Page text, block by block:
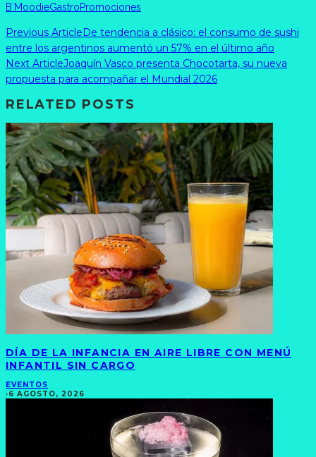
B´MoodieGastroPromociones
Previous ArticleDe tendencia a clásico: el consumo de sushi
entre los argentinos aumentó un 57% en el último año
Next ArticleJoaquín Vasco presenta Chocotarta, su nueva
propuesta para acompañar el Mundial 2026
RELATED POSTS
DÍA DE LA INFANCIA EN AIRE LIBRE CON MENÚ
INFANTIL SIN CARGO
EVENTOS
·6 AGOSTO, 2026